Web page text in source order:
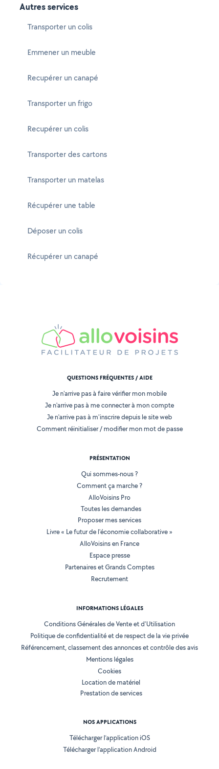
Autres services
Transporter un colis
Emmener un meuble
Recupérer un canapé
Transporter un frigo
Recupérer un colis
Transporter des cartons
Transporter un matelas
Récupérer une table
Déposer un colis
Récupérer un canapé
QUESTIONS FRÉQUENTES / AIDE
Je n'arrive pas à faire vérifier mon mobile
Je n'arrive pas à me connecter à mon compte
Je n'arrive pas à m'inscrire depuis le site web
Comment réinitialiser / modifier mon mot de passe
PRÉSENTATION
Qui sommes-nous ?
Comment ça marche ?
AlloVoisins Pro
Toutes les demandes
Proposer mes services
Livre « Le futur de l'économie collaborative »
AlloVoisins en France
Espace presse
Partenaires et Grands Comptes
Recrutement
INFORMATIONS LÉGALES
Conditions Générales de Vente et d'Utilisation
Politique de confidentialité et de respect de la vie privée
Référencement, classement des annonces et contrôle des avis
Mentions légales
Cookies
Location de matériel
Prestation de services
NOS APPLICATIONS
Télécharger l’application iOS
Télécharger l’application Android